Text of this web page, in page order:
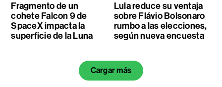
Fragmento de un
cohete Falcon 9 de
SpaceX impacta la
superficie de la Luna
Lula reduce su ventaja
sobre Flávio Bolsonaro
rumbo a las elecciones,
según nueva encuesta
Cargar más